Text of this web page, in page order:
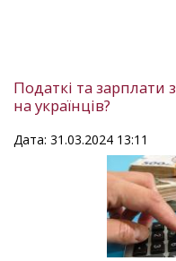
Податкі та зарплати
на українців?
Дата: 31.03.2024 13:11